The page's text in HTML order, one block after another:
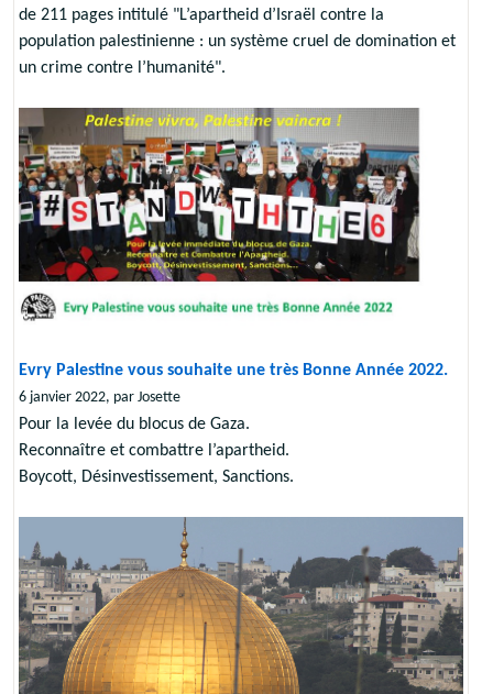
de 211 pages intitulé "L’apartheid d’Israël contre la
population palestinienne : un système cruel de domination et
un crime contre l’humanité".
Evry Palestine vous souhaite une très Bonne Année 2022.
6 janvier 2022, par Josette
Pour la levée du blocus de Gaza.
Reconnaître et combattre l’apartheid.
Boycott, Désinvestissement, Sanctions.